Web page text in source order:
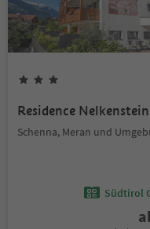
Residence Nelkenstein
Schenna, Meran und
Südtirol